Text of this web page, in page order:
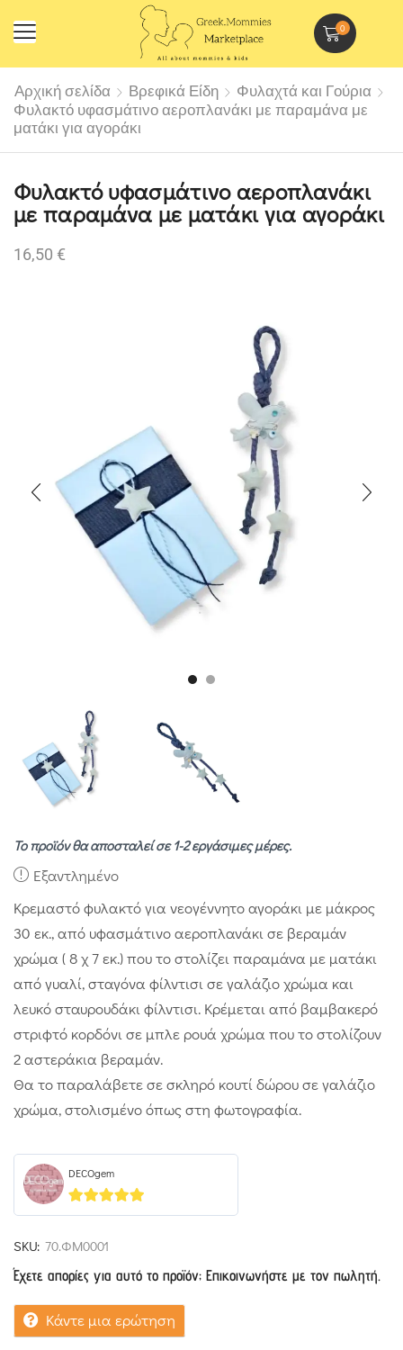
0
Αρχική σελίδα Βρεφικά Είδη
Φυλαχτά και Γούρια
Φυλακτό υφασμάτινο αεροπλανάκι με παραμάνα με
ματάκι για αγοράκι
Φυλακτό υφασμάτινο αεροπλανάκι
με παραμάνα με ματάκι για αγοράκι
16,50 €
Το προϊόν θα αποσταλεί σε 1-2 εργάσιμες μέρες.
Εξαντλημένο
Κρεμαστό φυλακτό για νεογέννητο αγοράκι με μάκρος
30 εκ., από υφασμάτινο αεροπλανάκι σε βεραμάν
χρώμα ( 8 χ 7 εκ.) που το στολίζει παραμάνα με ματάκι
από γυαλί, σταγόνα φίλντισι σε γαλάζιο χρώμα και
λευκό σταυρουδάκι φίλντισι. Κρέμεται από βαμβακερό
στριφτό κορδόνι σε μπλε ρουά χρώμα που το στολίζουν
2 αστεράκια βεραμάν.
Θα το παραλάβετε σε σκληρό κουτί δώρου σε γαλάζιο
χρώμα, στολισμένο όπως στη φωτογραφία.
DECOgem
5out of 5
SKU: 70.ΦΜ0001
Έχετε απορίες για αυτό το προϊόν; Επικοινωνήστε με τον πωλητή.
Κάντε μια ερώτηση